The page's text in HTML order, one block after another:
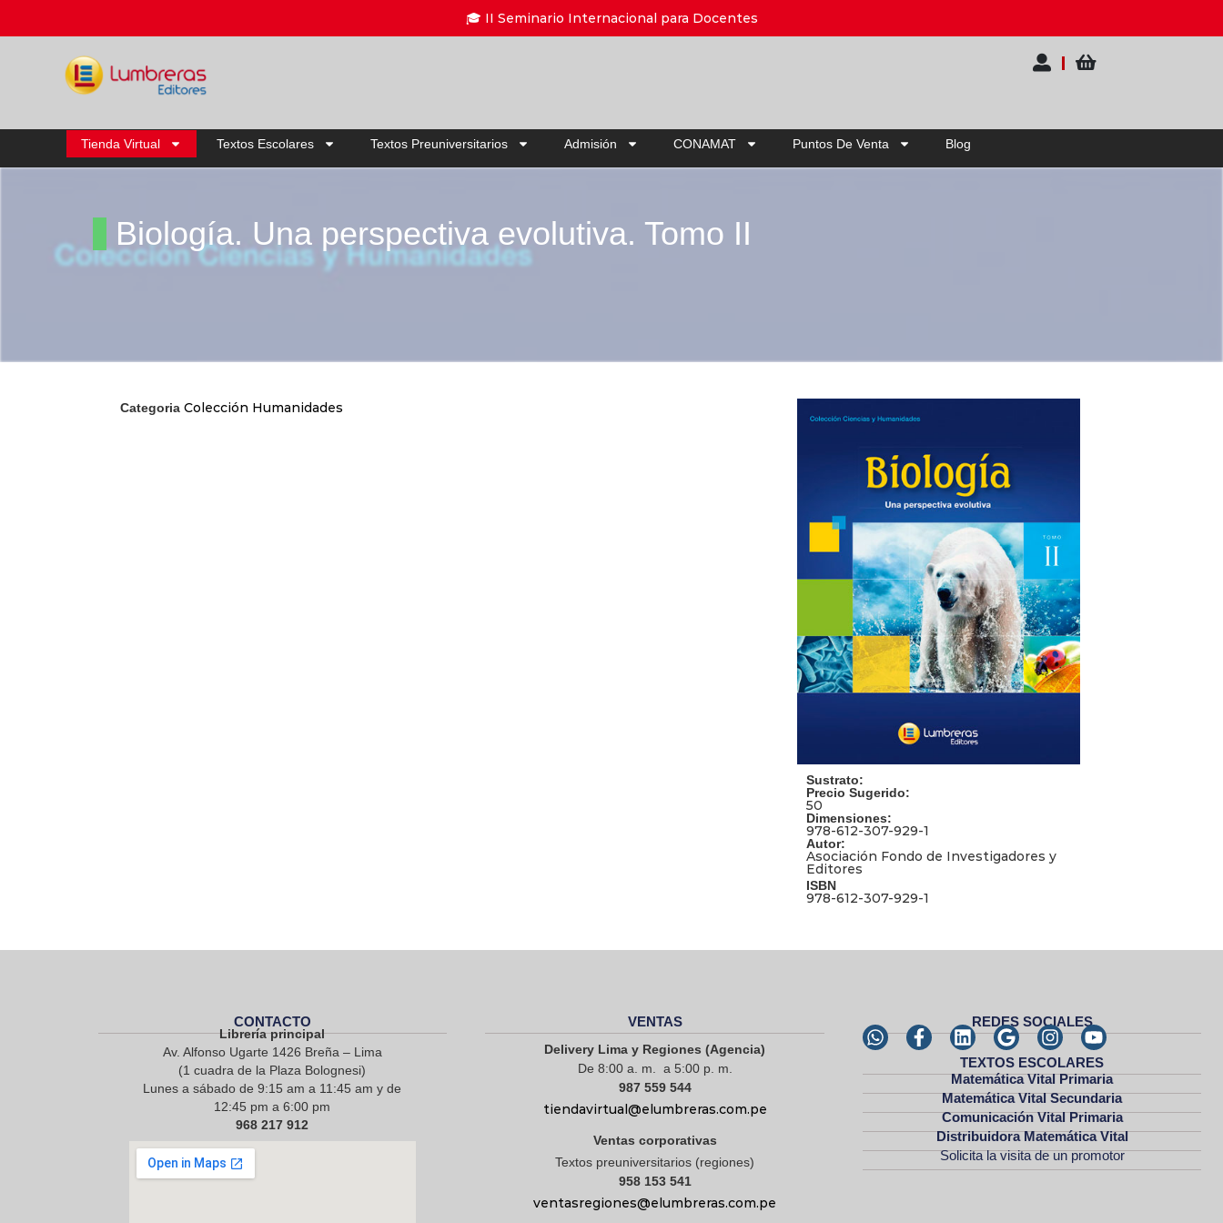
Ahorra hasta 20% OFF | Elige tu pack
Tienda Virtual Textos Escolares Textos Preuniversitarios Admisión CONAMAT Puntos De Venta Blog
Biología. Una perspectiva evolutiva. Tomo II
Categoria Colección Humanidades
Sustrato:
Precio Sugerido:
50
Dimensiones:
978-612-307-929-1
Autor:
Asociación Fondo de Investigadores y
Editores
ISBN
978-612-307-929-1
CONTACTO
Librería principal
Av. Alfonso Ugarte 1426 Breña – Lima
(1 cuadra de la Plaza Bolognesi)
Lunes a sábado de 9:15 am a 11:45 am y de
12:45 pm a 6:00 pm
968 217 912
VENTAS
Delivery Lima y Regiones (Agencia)
De 8:00 a. m. a 5:00 p. m.
987 559 544
tiendavirtual@elumbreras.com.pe
Ventas corporativas
Textos preuniversitarios (regiones)
958 153 541
ventasregiones@elumbreras.com.pe
REDES SOCIALES
TEXTOS ESCOLARES
Matemática Vital Primaria
Matemática Vital Secundaria
Comunicación Vital Primaria
Distribuidora Matemática Vital
Solicita la visita de un promotor